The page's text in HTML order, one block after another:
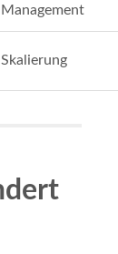
Management
Skalierung